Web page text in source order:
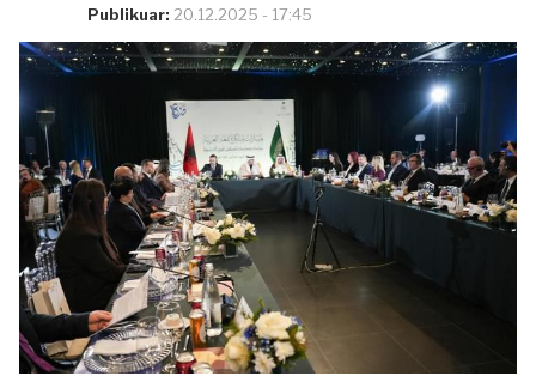
Publikuar: 20.12.2025 - 17:45